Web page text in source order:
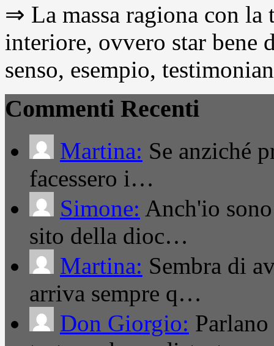
⇒ La massa ragiona con
interiore, ovvero star
senso, esempio,
Commenti Recenti
Martina: Se anziché
facessero i…
Simone: Anch'io
sito della dioc…
Martina: Sembra di
arriva sempre q…
Don Giorgio: